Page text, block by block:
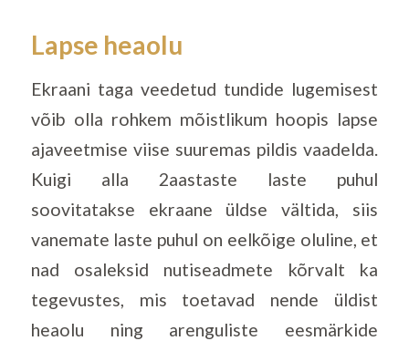
Lapse heaolu
Ekraani taga veedetud tundide lugemisest
võib olla rohkem mõistlikum hoopis lapse
ajaveetmise viise suuremas pildis vaadelda.
Kuigi alla 2aastaste laste puhul
soovitatakse ekraane üldse vältida, siis
vanemate laste puhul on eelkõige oluline, et
nad osaleksid nutiseadmete kõrvalt ka
tegevustes, mis toetavad nende üldist
heaolu ning arenguliste eesmärkide